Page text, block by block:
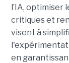
l’IA, optimiser
critiques et
visent à
en